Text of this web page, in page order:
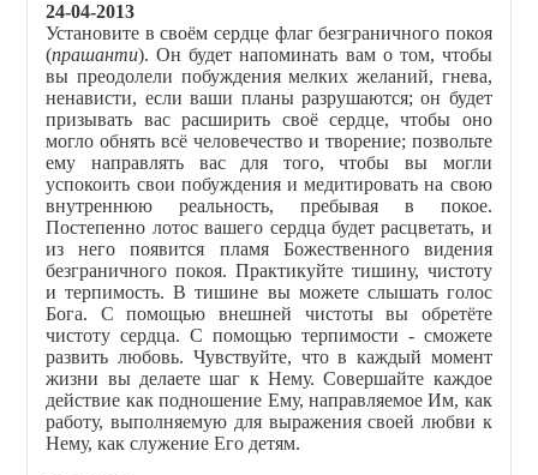
24-04-2013
Установите в своём сердце флаг безграничного покоя
(прашанти). Он будет напоминать вам о том, чтобы
вы преодолели побуждения мелких желаний, гнева,
ненависти, если ваши планы разрушаются; он будет
призывать вас расширить своё сердце, чтобы оно
могло обнять всё человечество и творение; позвольте
ему направлять вас для того, чтобы вы могли
успокоить свои побуждения и медитировать на свою
внутреннюю реальность, пребывая в покое.
Постепенно лотос вашего сердца будет расцветать, и
из него появится пламя Божественного видения
безграничного покоя. Практикуйте тишину, чистоту
и терпимость. В тишине вы можете слышать голос
Бога. С помощью внешней чистоты вы обретёте
чистоту сердца. С помощью терпимости - сможете
развить любовь. Чувствуйте, что в каждый момент
жизни вы делаете шаг к Нему. Совершайте каждое
действие как подношение Ему, направляемое Им, как
работу, выполняемую для выражения своей любви к
Нему, как служение Его детям.